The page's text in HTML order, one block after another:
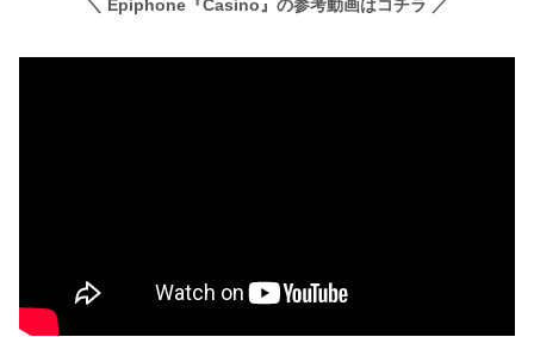
＼ Epiphone『Casino』の参考動画はコチラ ／